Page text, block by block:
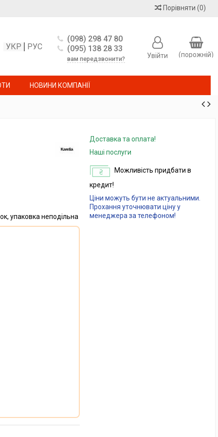
Порівняти (0)
(порожній)
РУС
УКР
(098) 298 47 80
(095) 138 28 33
вам передзвонити? Увійти
НОВИНИ КОМПАНІЇ
упаковка неподільна
Доставка та оплата!
Наші послуги
Можливість придбати в
кредит!
Ціни можуть бути не актуальними.
Прохання уточнювати ціну у
менеджера за телефоном!